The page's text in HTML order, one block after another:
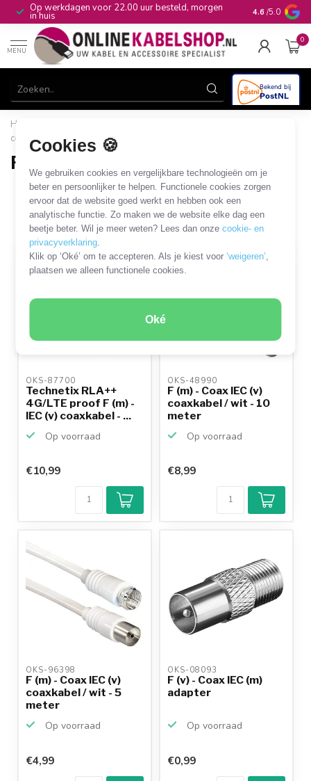
Cookies 🍪
We gebruiken cookies en vergelijkbare technologieën om je
beter en persoonlijker te helpen. Functionele cookies zorgen
ervoor dat de website goed werkt en hebben ook een
analytische functie. Zo maken we de website elke dag een
beetje beter. Wil je meer weten? Lees dan onzecookie- en
privacyverklaring.
Klik op ‘Oké’ om te accepteren. Als je kiest voor‘weigeren’,
plaatsen we alleen functionele cookies.
Oké
10+jaar productkennis 4.6 /5.0
MENU
0
Home
coaxkabels en adapters
F - IEC coaxkabels en adapters
28 PRODUCTEN
Filters SORTEER OP
MEEST VERKOCHT
OKS-87700
Technetix RLA++
4G/LTE proof F (m) -
IEC (v) coaxkabel - ...
Op voorraad
€10,99
OKS-48990
F (m) - Coax IEC (v)
coaxkabel / wit - 10
meter
Op voorraad
€8,99
OKS-96398
F (m) - Coax IEC (v)
coaxkabel / wit - 5
meter
Op voorraad
€4,99
OKS-08093
F (v) - Coax IEC (m)
adapter
Op voorraad
€0,99